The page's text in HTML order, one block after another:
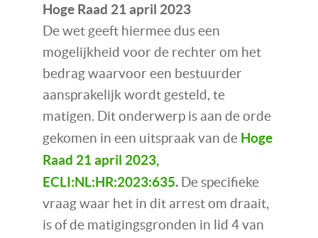
Hoge Raad 21 april 2023
De wet geeft hiermee dus een
mogelijkheid voor de rechter om het
bedrag waarvoor een bestuurder
aansprakelijk wordt gesteld, te
matigen. Dit onderwerp is aan de orde
gekomen in een uitspraak van de Hoge
Raad 21 april 2023,
ECLI:NL:HR:2023:635. De specifieke
vraag waar het in dit arrest om draait,
is of de matigingsgronden in lid 4 van